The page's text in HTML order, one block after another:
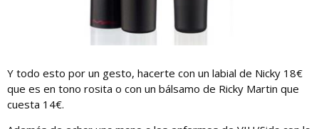
Y todo esto por un gesto, hacerte con un labial de Nicky 18€
que es en tono rosita o con un bálsamo de Ricky Martin que
cuesta 14€.